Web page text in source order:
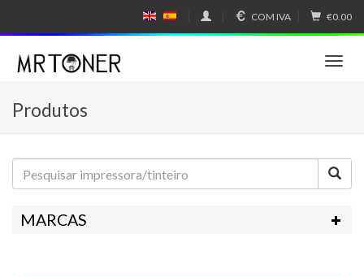
N
SP
COM IVA €0.00
T
n
a
v
g
Produtos
MARCAS